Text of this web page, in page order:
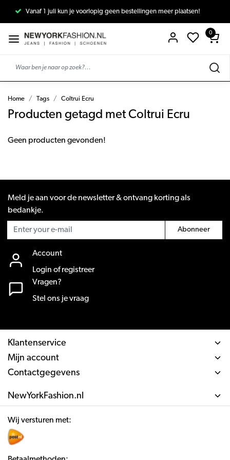
Vanaf 1 juli kun je voorlopig geen bestellingen meer plaatsen!
0
Home Tags Coltrui Ecru
Producten getagd met Coltrui Ecru
Geen producten gevonden!
Meld je aan voor de newsletter & ontvang korting als
bedankje.
Abonneer
Account
Login of registreer
Vragen?
Stel ons je vraag
Klantenservice
Mijn account
Contactgegevens
NewYorkFashion.nl
Wij versturen met: